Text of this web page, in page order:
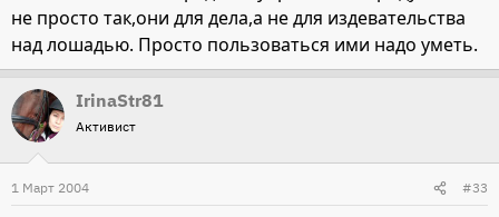
не просто так,они для дела,а не для издевательства
над лошадью. Просто пользоваться ими надо уметь.
IrinaStr81
Активист
1 Март 2004 #33